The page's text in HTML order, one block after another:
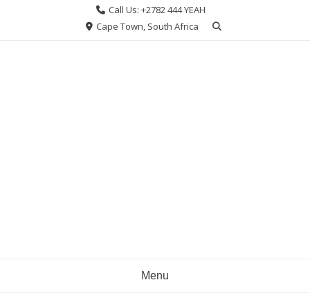
Call Us: +2782 444 YEAH
Cape Town, South Africa
Menu